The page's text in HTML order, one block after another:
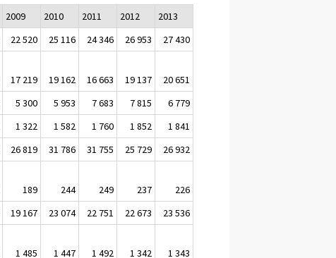
2009 2010 2011 2012
2013
22 520 25 116 24 346 26 953
27 430
17 219 19 162 16 663 19 137
20 651
5 300 5 953 7 683 7 815
6 779
1 322 1 582 1 760 1 852
1 841
26 819 31 786 31 755 25 729
26 932
189 244 249 237
226
19 167 23 074 22 751 22 673
23 536
1 485 1 447 1 492 1 342
1 343